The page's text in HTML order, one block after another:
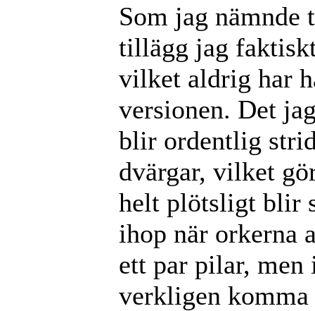
Som jag nämnde
tillägg jag
vilket aldrig har
versionen. Det
blir ordentlig
dvärgar, vilket
helt plötsligt blir
ihop när orkerna
ett par pilar, men
verkligen